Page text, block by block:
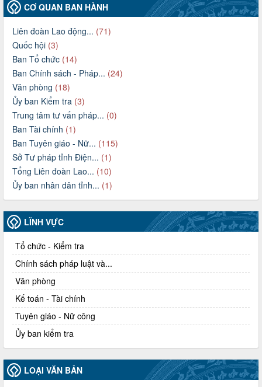
CƠ QUAN BAN HÀNH
Liên đoàn Lao động... (71)
Quốc hội (3)
Ban Tổ chức (14)
Ban Chính sách - Pháp... (24)
Văn phòng (18)
Ủy ban Kiểm tra (3)
Trung tâm tư vấn pháp... (0)
Ban Tài chính (1)
Ban Tuyên giáo - Nữ... (115)
Sở Tư pháp tỉnh Điện... (1)
Tổng Liên đoàn Lao... (10)
Ủy ban nhân dân tỉnh... (1)
LĨNH VỰC
Tổ chức - Kiểm tra
Chính sách pháp luật và...
Văn phòng
Kế toán - Tài chính
Tuyên giáo - Nữ công
Ủy ban kiểm tra
LOẠI VĂN BẢN